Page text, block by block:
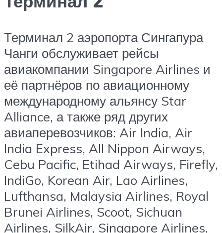
Терминал 2 аэропорта Сингапура
Чанги обслуживает рейсы
авиакомпании Singapore Airlines и
её партнёров по авиационному
международному альянсу Star
Alliance, а также ряд других
авиаперевозчиков: Air India, Air
India Express, All Nippon Airways,
Cebu Pacific, Etihad Airways, Firefly,
IndiGo, Korean Air, Lao Airlines,
Lufthansa, Malaysia Airlines, Royal
Brunei Airlines, Scoot, Sichuan
Airlines, SilkAir, Singapore Airlines,